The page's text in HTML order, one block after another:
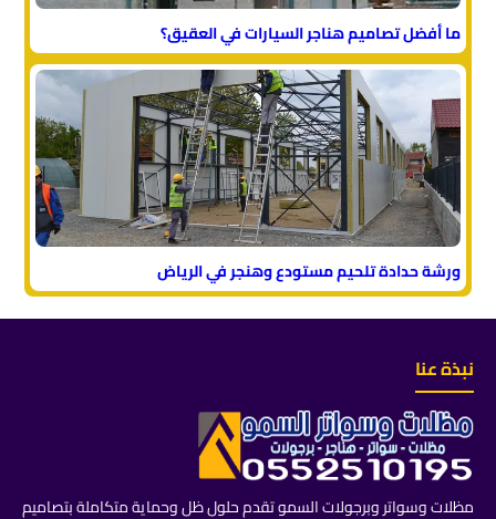
ما أفضل تصاميم هناجر السيارات في العقيق؟
ورشة حدادة تلحيم مستودع وهنجر في الرياض
نبذة عنا
مظلات وسواتر وبرجولات السمو تقدم حلول ظل وحماية متكاملة بتصاميم